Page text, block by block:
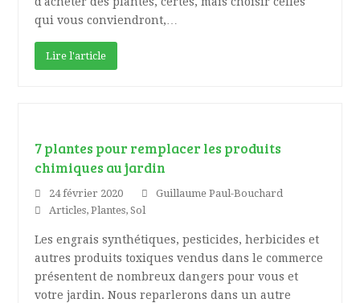
qui vous conviendront,…
Lire l'article
7 plantes pour remplacer les produits
chimiques au jardin
24 février 2020
Guillaume Paul-Bouchard
Articles,Plantes,Sol
Les engrais synthétiques, pesticides, herbicides et
autres produits toxiques vendus dans le commerce
présentent de nombreux dangers pour vous et
votre jardin. Nous reparlerons dans un autre